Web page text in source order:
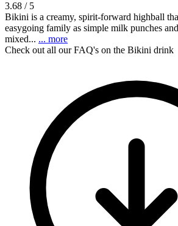
3.68 / 5
Bikini is a creamy, spirit-forward highball
easygoing family as simple milk punches
mixed... ... more
Check out all our FAQ's on the Bikini drink